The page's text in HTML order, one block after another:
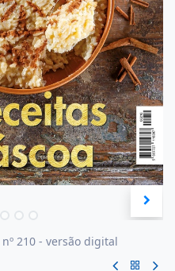
210 - versão digital